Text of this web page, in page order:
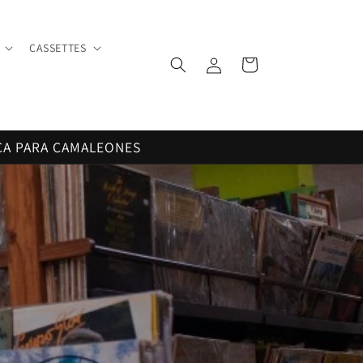
CASSETTES
sesión
Carrito
PARA CAMALEONES